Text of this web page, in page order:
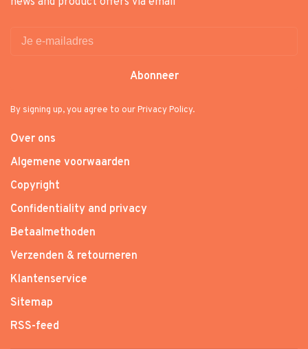
Abonneer
By signing up, you agree to our Privacy Policy.
Over ons
Algemene voorwaarden
Copyright
Confidentiality and privacy
Betaalmethoden
Verzenden & retourneren
Klantenservice
Sitemap
RSS-feed